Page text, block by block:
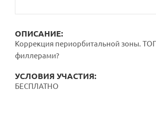
ОПИСАНИЕ:
Коррекция периорбитальной зоны.
филлерами?
УСЛОВИЯ УЧАСТИЯ:
БЕСПЛАТНО